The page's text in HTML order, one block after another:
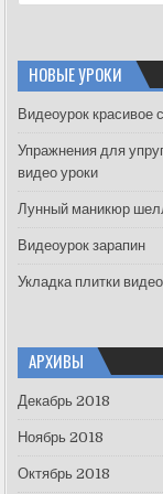
h
f
r
:
НОВЫЕ УРОКИ
Видеоурок красивое
Упражнения для
видео уроки
Лунный маникюр
Видеоурок зарапин
Укладка плитки
АРХИВЫ
Декабрь 2018
Ноябрь 2018
Октябрь 2018